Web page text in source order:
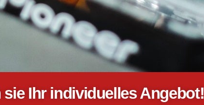
Ihr individuelles Angebot!